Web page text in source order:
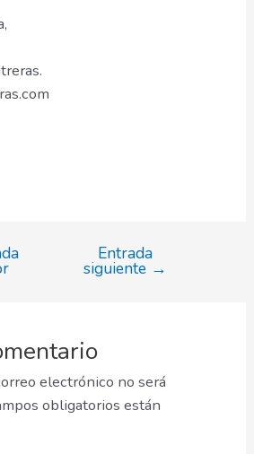
Entrada
siguiente →
electrónico no será
obligatorios están